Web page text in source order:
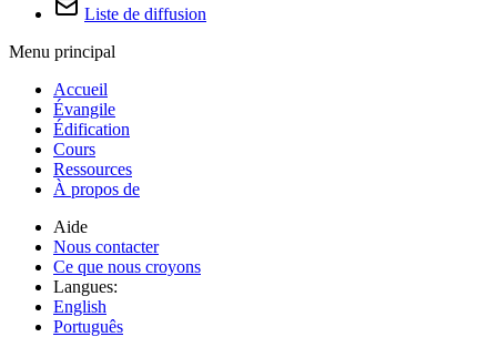
Liste de diffusion
Menu principal
Accueil
Évangile
Édification
Cours
Ressources
À propos de
Aide
Nous contacter
Ce que nous croyons
Langues:
English
Português